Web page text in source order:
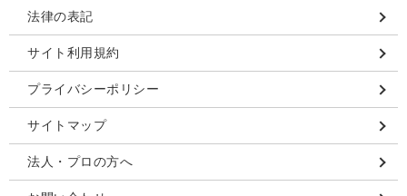
法律の表記
サイト利用規約
プライバシーポリシー
サイトマップ
法人・プロの方へ